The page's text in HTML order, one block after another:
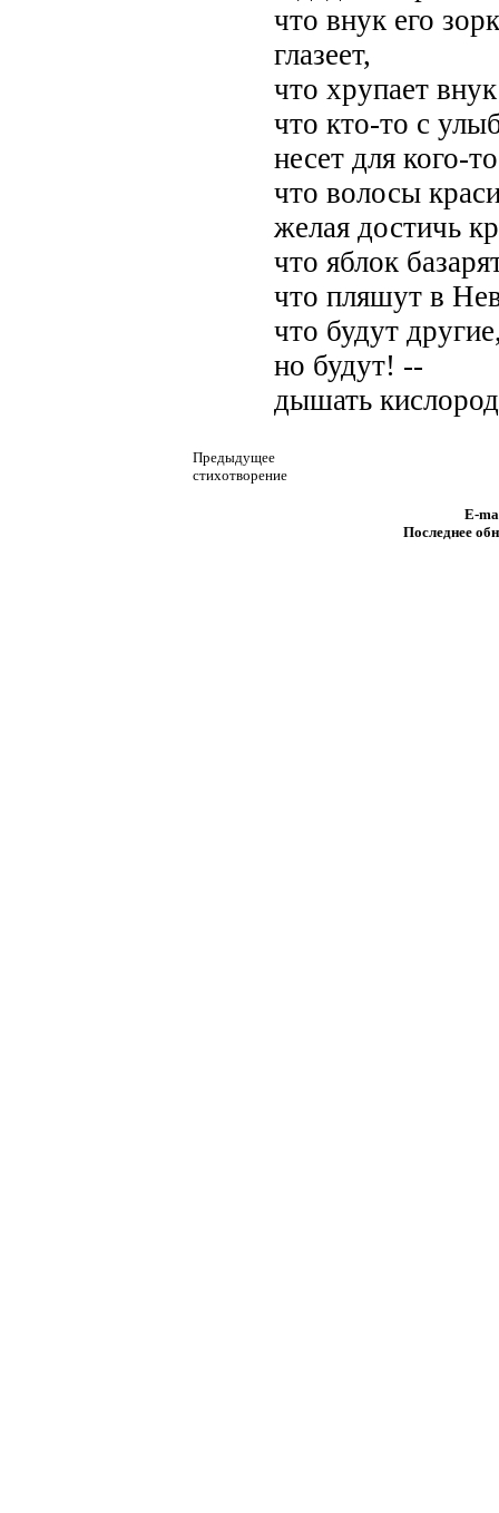
что внук его
глазеет,
что хрупает
что кто-то с
несет для кого-
что волосы
желая достичь
что яблок
что пляшут в
что будут
но будут! --
дышать
Предыдущее
стихотворение
E-
Последнее